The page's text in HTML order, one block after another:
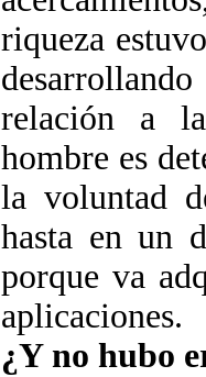
riqueza
relación a
hombre es
la voluntad
hasta en un
porque va
aplicaciones.
¿Y no hubo